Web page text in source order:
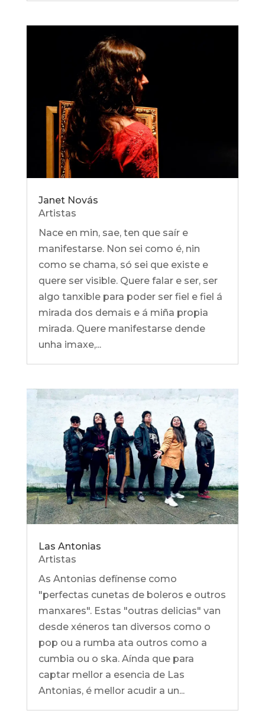
Janet Novás
Artistas
Nace en min, sae, ten que saír e
manifestarse. Non sei como é, nin
como se chama, só sei que existe e
quere ser visible. Quere falar e ser, ser
algo tanxible para poder ser fiel e fiel á
mirada dos demais e á miña propia
mirada. Quere manifestarse dende
unha imaxe,...
Las Antonias
Artistas
As Antonias defínense como
"perfectas cunetas de boleros e outros
manxares". Estas "outras delicias" van
desde xéneros tan diversos como o
pop ou a rumba ata outros como a
cumbia ou o ska. Aínda que para
captar mellor a esencia de Las
Antonias, é mellor acudir a un...